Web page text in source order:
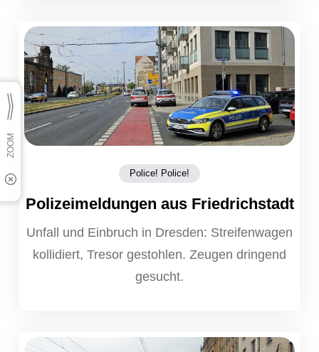
Police! Police!
Polizeimeldungen aus Friedrichstadt
Unfall und Einbruch in Dresden: Streifenwagen
kollidiert, Tresor gestohlen. Zeugen dringend
gesucht.